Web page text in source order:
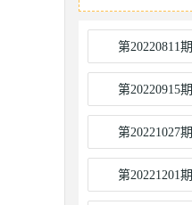
第20220811期
第20220915期
第20221027期
第20221201期